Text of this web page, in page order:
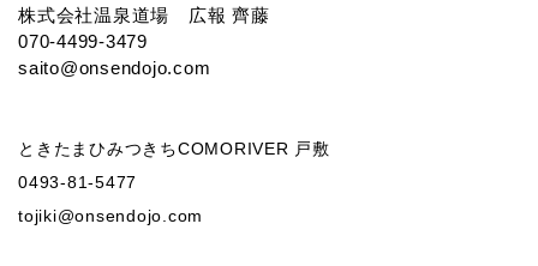
株式会社温泉道場 広報 齊藤
070-4499-3479
saito@onsendojo.com
ときたまひみつきちCOMORIVER 戸敷
0493-81-5477
tojiki@onsendojo.com